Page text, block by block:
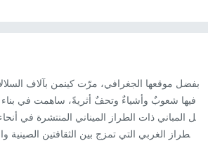
فيها شعوبٌ وأشياءٌ وتحفٌ أثريةً، ساهمت في بناء
ل المباني ذات الطراز الميناني المنتشرة في
طراز الغربي التي تمزج بين الثقافتين الصينية